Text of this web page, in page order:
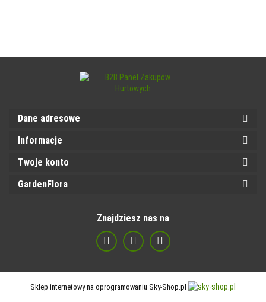
Dane adresowe
Informacje
Twoje konto
GardenFlora
Znajdziesz nas na
Sklep internetowy na oprogramowaniu Sky-Shop.pl